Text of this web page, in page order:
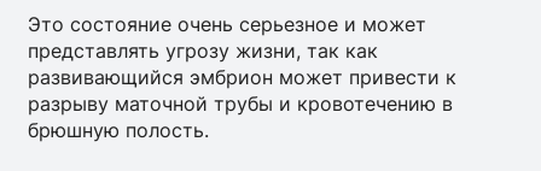
Это состояние очень серьезное и может
представлять угрозу жизни, так как
развивающийся эмбрион может привести к
разрыву маточной трубы и кровотечению в
брюшную полость.